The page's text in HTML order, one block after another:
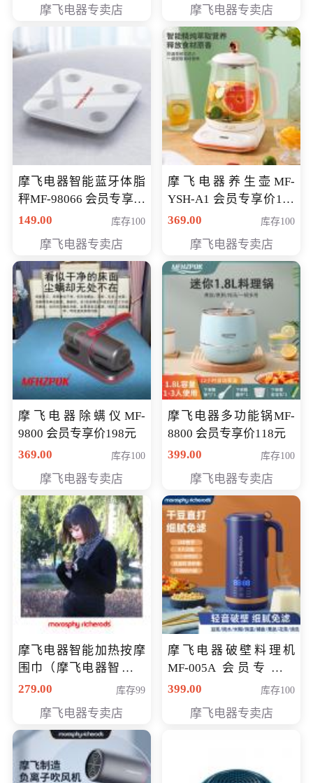
摩飞电器专卖店 摩飞电器专卖店
摩飞电器智能蓝牙体脂
秤MF-98066 会员专享价
98元
149.00 库存100
摩飞电器专卖店
摩飞电器养生壶MF-
YSH-A1 会员专享价198
元
369.00 库存100
摩飞电器专卖店
摩飞电器除螨仪MF-
9800 会员专享价198元
369.00
库存100
摩飞电器专卖店
摩飞电器多功能锅MF-
8800 会员专享价118元
399.00
库存100
摩飞电器专卖店
摩飞电器智能加热按摩
围巾（摩飞电器智能加
热按摩围脖） 会员专享
279.00 库存99
摩飞电器专卖店
摩飞电器破壁料理机
MF-005A 会员专享价
198元
399.00 库存100
摩飞电器专卖店